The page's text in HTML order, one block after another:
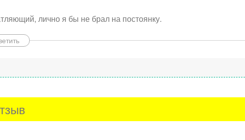
лично я бы не брал на постоянку.